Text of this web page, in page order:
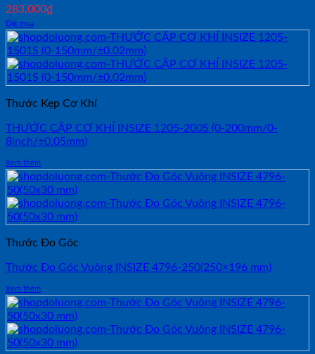
283,000₫
Đặt mua
Thước Kẹp Cơ Khí
THƯỚC CẶP CƠ KHÍ INSIZE 1205-200S (0-200mm/0-
8inch/±0.05mm)
Xem thêm
Thước Đo Góc
Thước Đo Góc Vuông INSIZE 4796-250(250×196 mm)
Xem thêm